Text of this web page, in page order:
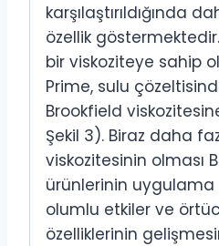
karşılaştırıldığında
özellik
bir viskoziteye sahip
Prime, sulu
Brookfield
Şekil 3). Biraz daha
viskozitesinin olması
ürünlerinin uygulama
olumlu etkiler ve
özelliklerinin